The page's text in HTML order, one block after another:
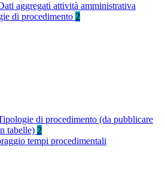
aggregati attività amministrativa
di procedimento 2
di procedimento (da pubblicare
tabelle) 2
tempi procedimentali